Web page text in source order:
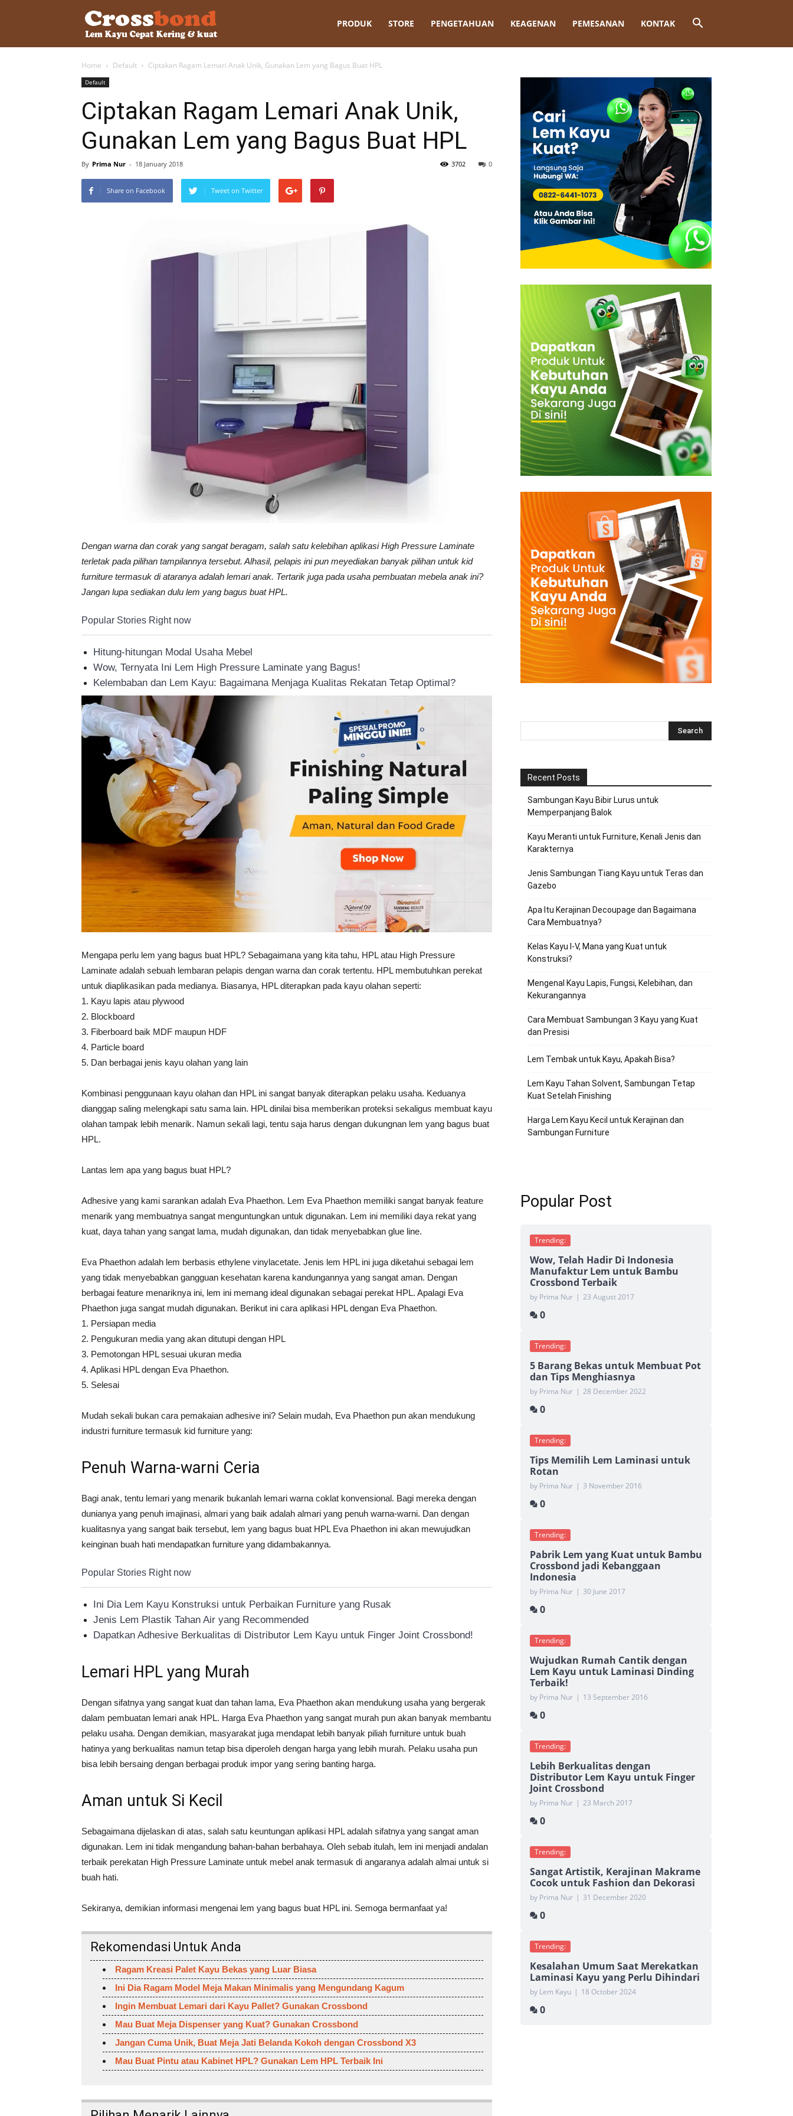
–
Lem
Cepat
Kering,
Kuat
&
Tahan
Lama
PRODUK STORE PENGETAHUAN KEAGENAN PEMESANAN KONTAK
Home Default Ciptakan Ragam Lemari Anak Unik, Gunakan Lem yang Bagus Buat HPL
Default
Ciptakan Ragam Lemari Anak Unik,
Gunakan Lem yang Bagus Buat HPL
By Prima Nur - 18 January 2018 0
3702
Share on Facebook Tweet on Twitter
Dengan warna dan corak yang sangat beragam, salah satu kelebihan aplikasi High Pressure Laminate
terletak pada pilihan tampilannya tersebut. Alhasil, pelapis ini pun meyediakan banyak pilihan untuk kid
furniture termasuk di ataranya adalah lemari anak. Tertarik juga pada usaha pembuatan mebela anak ini?
Jangan lupa sediakan dulu lem yang bagus buat HPL.
Popular Stories Right now
Hitung-hitungan Modal Usaha Mebel
Wow, Ternyata Ini Lem High Pressure Laminate yang Bagus!
Kelembaban dan Lem Kayu: Bagaimana Menjaga Kualitas Rekatan Tetap Optimal?
Mengapa perlu lem yang bagus buat HPL? Sebagaimana yang kita tahu, HPL atau High Pressure
Laminate adalah sebuah lembaran pelapis dengan warna dan corak tertentu. HPL membutuhkan perekat
untuk diaplikasikan pada medianya. Biasanya, HPL diterapkan pada kayu olahan seperti:
1. Kayu lapis atau plywood
2. Blockboard
3. Fiberboard baik MDF maupun HDF
4. Particle board
5. Dan berbagai jenis kayu olahan yang lain
Kombinasi penggunaan kayu olahan dan HPL ini sangat banyak diterapkan pelaku usaha. Keduanya
dianggap saling melengkapi satu sama lain. HPL dinilai bisa memberikan proteksi sekaligus membuat kayu
olahan tampak lebih menarik. Namun sekali lagi, tentu saja harus dengan dukungnan lem yang bagus buat
HPL.
Lantas lem apa yang bagus buat HPL?
Adhesive yang kami sarankan adalah Eva Phaethon. Lem Eva Phaethon memiliki sangat banyak feature
menarik yang membuatnya sangat menguntungkan untuk digunakan. Lem ini memiliki daya rekat yang
kuat, daya tahan yang sangat lama, mudah digunakan, dan tidak menyebabkan glue line.
Eva Phaethon adalah lem berbasis ethylene vinylacetate. Jenis lem HPL ini juga diketahui sebagai lem
yang tidak menyebabkan gangguan kesehatan karena kandungannya yang sangat aman. Dengan
berbagai feature menariknya ini, lem ini memang ideal digunakan sebagai perekat HPL. Apalagi Eva
Phaethon juga sangat mudah digunakan. Berikut ini cara aplikasi HPL dengan Eva Phaethon.
1. Persiapan media
2. Pengukuran media yang akan ditutupi dengan HPL
3. Pemotongan HPL sesuai ukuran media
4. Aplikasi HPL dengan Eva Phaethon.
5. Selesai
Mudah sekali bukan cara pemakaian adhesive ini? Selain mudah, Eva Phaethon pun akan mendukung
industri furniture termasuk kid furniture yang:
Penuh Warna-warni Ceria
Bagi anak, tentu lemari yang menarik bukanlah lemari warna coklat konvensional. Bagi mereka dengan
dunianya yang penuh imajinasi, almari yang baik adalah almari yang penuh warna-warni. Dan dengan
kualitasnya yang sangat baik tersebut, lem yang bagus buat HPL Eva Phaethon ini akan mewujudkan
keinginan buah hati mendapatkan furniture yang didambakannya.
Popular Stories Right now
Ini Dia Lem Kayu Konstruksi untuk Perbaikan Furniture yang Rusak
Jenis Lem Plastik Tahan Air yang Recommended
Dapatkan Adhesive Berkualitas di Distributor Lem Kayu untuk Finger Joint Crossbond!
Lemari HPL yang Murah
Dengan sifatnya yang sangat kuat dan tahan lama, Eva Phaethon akan mendukung usaha yang bergerak
dalam pembuatan lemari anak HPL. Harga Eva Phaethon yang sangat murah pun akan banyak membantu
pelaku usaha. Dengan demikian, masyarakat juga mendapat lebih banyak piliah furniture untuk buah
hatinya yang berkualitas namun tetap bisa diperoleh dengan harga yang lebih murah. Pelaku usaha pun
bisa lebih bersaing dengan berbagai produk impor yang sering banting harga.
Aman untuk Si Kecil
Sebagaimana dijelaskan di atas, salah satu keuntungan aplikasi HPL adalah sifatnya yang sangat aman
digunakan. Lem ini tidak mengandung bahan-bahan berbahaya. Oleh sebab itulah, lem ini menjadi andalan
terbaik perekatan High Pressure Laminate untuk mebel anak termasuk di angaranya adalah almai untuk si
buah hati.
Sekiranya, demikian informasi mengenai lem yang bagus buat HPL ini. Semoga bermanfaat ya!
Rekomendasi Untuk Anda
Ragam Kreasi Palet Kayu Bekas yang Luar Biasa
Ini Dia Ragam Model Meja Makan Minimalis yang Mengundang Kagum
Ingin Membuat Lemari dari Kayu Pallet? Gunakan Crossbond
Mau Buat Meja Dispenser yang Kuat? Gunakan Crossbond
Jangan Cuma Unik, Buat Meja Jati Belanda Kokoh dengan Crossbond X3
Mau Buat Pintu atau Kabinet HPL? Gunakan Lem HPL Terbaik Ini
Recent Posts
Sambungan Kayu Bibir Lurus untuk
Memperpanjang Balok
Kayu Meranti untuk Furniture, Kenali Jenis dan
Karakternya
Jenis Sambungan Tiang Kayu untuk Teras dan
Gazebo
Apa Itu Kerajinan Decoupage dan Bagaimana
Cara Membuatnya?
Kelas Kayu I-V, Mana yang Kuat untuk
Konstruksi?
Mengenal Kayu Lapis, Fungsi, Kelebihan, dan
Kekurangannya
Cara Membuat Sambungan 3 Kayu yang Kuat
dan Presisi
Lem Tembak untuk Kayu, Apakah Bisa?
Lem Kayu Tahan Solvent, Sambungan Tetap
Kuat Setelah Finishing
Harga Lem Kayu Kecil untuk Kerajinan dan
Sambungan Furniture
Popular Post
Trending:
Wow, Telah Hadir Di Indonesia
Manufaktur Lem untuk Bambu
Crossbond Terbaik
by Prima Nur | 23 August 2017
0
Trending:
5 Barang Bekas untuk Membuat Pot
dan Tips Menghiasnya
by Prima Nur | 28 December 2022
0
Trending:
Tips Memilih Lem Laminasi untuk
Rotan
by Prima Nur | 3 November 2016
0
Trending:
Pabrik Lem yang Kuat untuk Bambu
Crossbond jadi Kebanggaan
Indonesia
by Prima Nur | 30 June 2017
0
Trending:
Wujudkan Rumah Cantik dengan
Lem Kayu untuk Laminasi Dinding
Terbaik!
by Prima Nur | 13 September 2016
0
Trending:
Lebih Berkualitas dengan
Distributor Lem Kayu untuk Finger
Joint Crossbond
by Prima Nur | 23 March 2017
0
Trending:
Sangat Artistik, Kerajinan Makrame
Cocok untuk Fashion dan Dekorasi
by Prima Nur | 31 December 2020
0
Trending:
Kesalahan Umum Saat Merekatkan
Laminasi Kayu yang Perlu Dihindari
by Lem Kayu | 18 October 2024
0